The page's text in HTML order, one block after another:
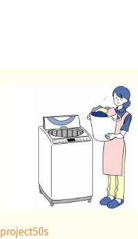
project50s